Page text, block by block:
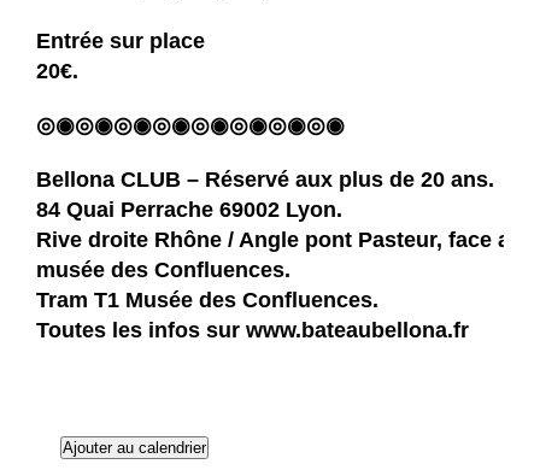
Entrée sur place
20€.
◎◉◎◉◎◉◎◉◎◉◎◉◎◉◎◉
Bellona CLUB – Réservé aux plus de 20 ans.
84 Quai Perrache 69002 Lyon.
Rive droite Rhône / Angle pont Pasteur, face au
musée des Confluences.
Tram T1 Musée des Confluences.
Toutes les infos sur www.bateaubellona.fr
Ajouter au calendrier